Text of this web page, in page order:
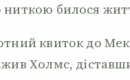
билося
квиток до
Холмс,